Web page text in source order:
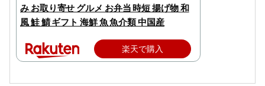
み お取り寄せ グルメ お弁当 時短 揚げ物 和
風 鮭 鯖 ギフト 海鮮 魚 魚介類 中国産
楽天で購入